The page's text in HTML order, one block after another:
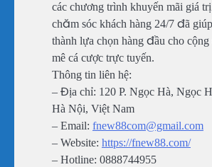
các chương trình khuyến mãi giá
chăm sóc khách hàng 24/7 đã
thành lựa chọn hàng đầu cho
mê cá cược trực tuyến.
Thông tin liên hệ:
– Địa chỉ: 120 P. Ngọc Hà, Ngọc
Hà Nội, Việt Nam
– Email: fnew88com@gmail.com
– Website: https://fnew88.com/
– Hotline: 0888744955